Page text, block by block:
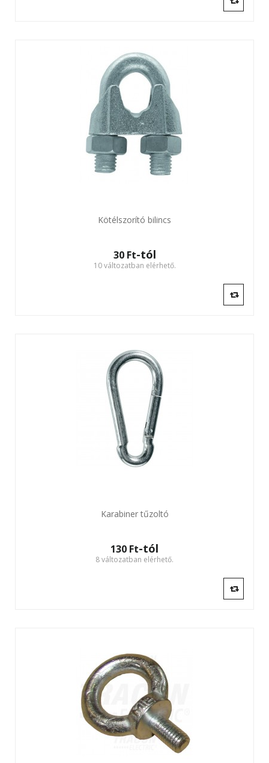
Kötélszorító bilincs
30 Ft‎-tól
10 változatban elérhető.
Karabiner tűzoltó
130 Ft‎-tól
8 változatban elérhető.